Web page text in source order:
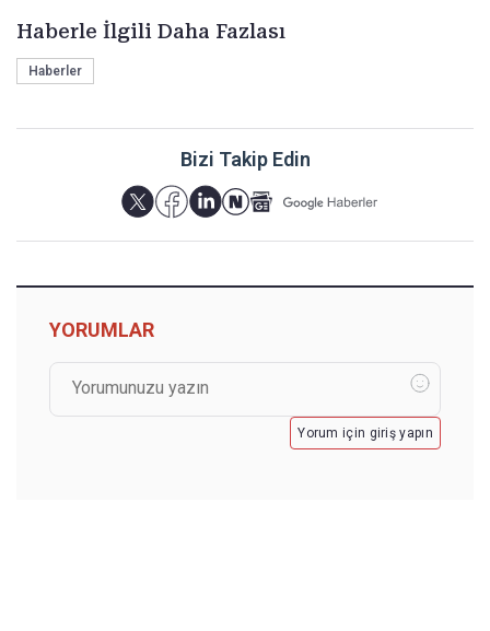
Haberle İlgili Daha Fazlası
Haberler
Bizi Takip Edin
YORUMLAR
Yorum için giriş yapın